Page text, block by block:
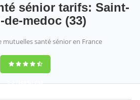
sénior tarifs: Saint-
medoc (33)
mutuelles santé sénior en France
9,2(100%)242